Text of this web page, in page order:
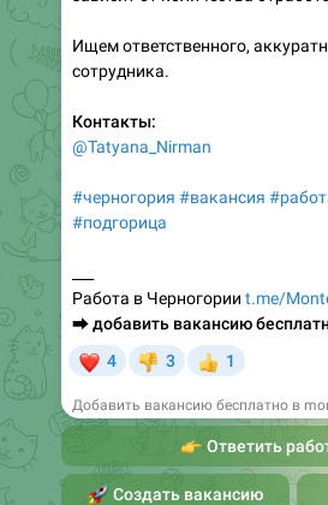
Ищем ответственного,
сотрудника.
Контакты:
@Tatyana_Nirman
#черногория #вакансия
#подгорица
Работа в Черногории t.me/
⮕добавить вакансию
4 3
👍
1
Добавить вакансию бесплатно в
👉Ответить
Создать вакансию